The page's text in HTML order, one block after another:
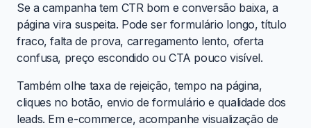
Se a campanha tem CTR bom e conversão baixa, a
página vira suspeita. Pode ser formulário longo, título
fraco, falta de prova, carregamento lento, oferta
confusa, preço escondido ou CTA pouco visível.
Também olhe taxa de rejeição, tempo na página,
cliques no botão, envio de formulário e qualidade dos
leads. Em e-commerce, acompanhe visualização de